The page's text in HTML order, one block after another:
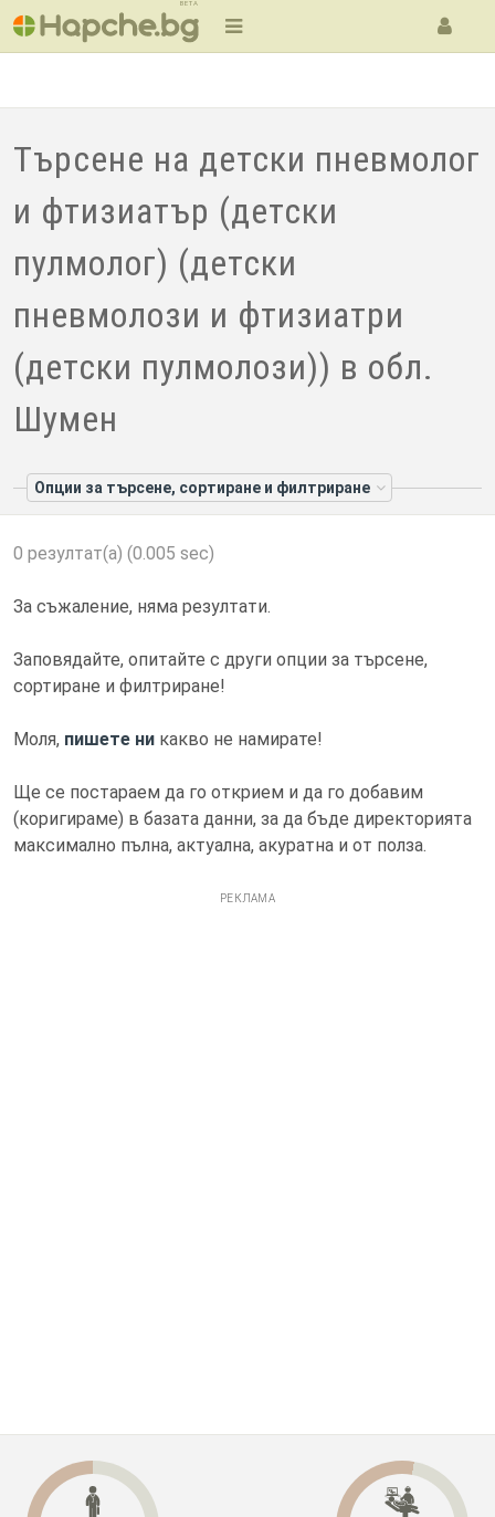
BETA
Търсене на детски пневмолог
и фтизиатър (детски
пулмолог) (детски
пневмолози и фтизиатри
(детски пулмолози)) в обл.
Шумен
Опции за търсене, сортиране и филтриране
0 резултат(а) (0.005 sec)
За съжаление, няма резултати.
Заповядайте, опитайте с други опции за търсене,
сортиране и филтриране!
Моля, пишете ни какво не намирате!
Ще се постараем да го открием и да го добавим
(коригираме) в базата данни, за да бъде директорията
максимално пълна, актуална, акуратна и от полза.
РЕКЛАМА